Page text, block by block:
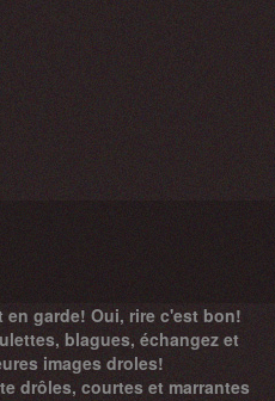
en garde! Oui, rire c'est bon!
blagues, échangez et
images droles!
drôles, courtes et marrantes